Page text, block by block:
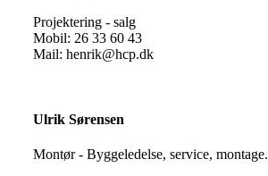
Projektering - salg
Mobil: 26 33 60 43
Mail: henrik@hcp.dk
Ulrik Sørensen
Montør - Byggeledelse, service, montage.